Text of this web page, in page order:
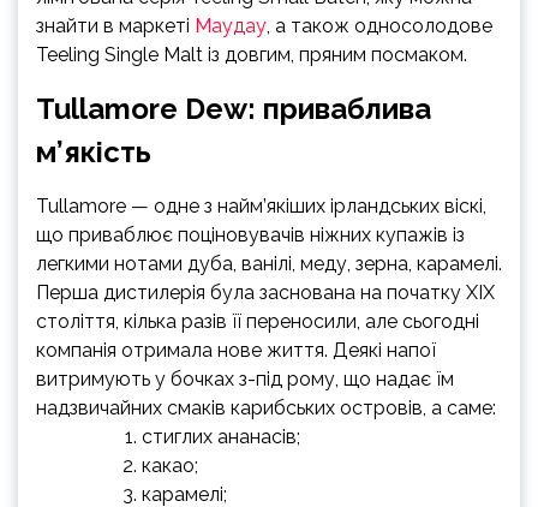
знайти в маркеті Маудау, а також односолодове
Teeling Single Malt із довгим, пряним посмаком.
Tullamore Dew: приваблива
м’якість
Tullamore — одне з найм’якіших ірландських віскі,
що приваблює поціновувачів ніжних купажів із
легкими нотами дуба, ванілі, меду, зерна, карамелі.
Перша дистилерія була заснована на початку XIX
століття, кілька разів її переносили, але сьогодні
компанія отримала нове життя. Деякі напої
витримують у бочках з-під рому, що надає їм
надзвичайних смаків карибських островів, а саме:
стиглих ананасів;
какао;
карамелі;